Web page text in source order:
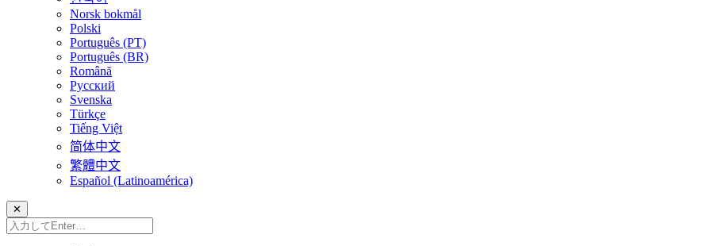
Norsk bokmål
Polski
Português (PT)
Português (BR)
Română
Русский
Svenska
Türkçe
Tiếng Việt
简体中文
繁體中文
Español (Latinoamérica)
✕